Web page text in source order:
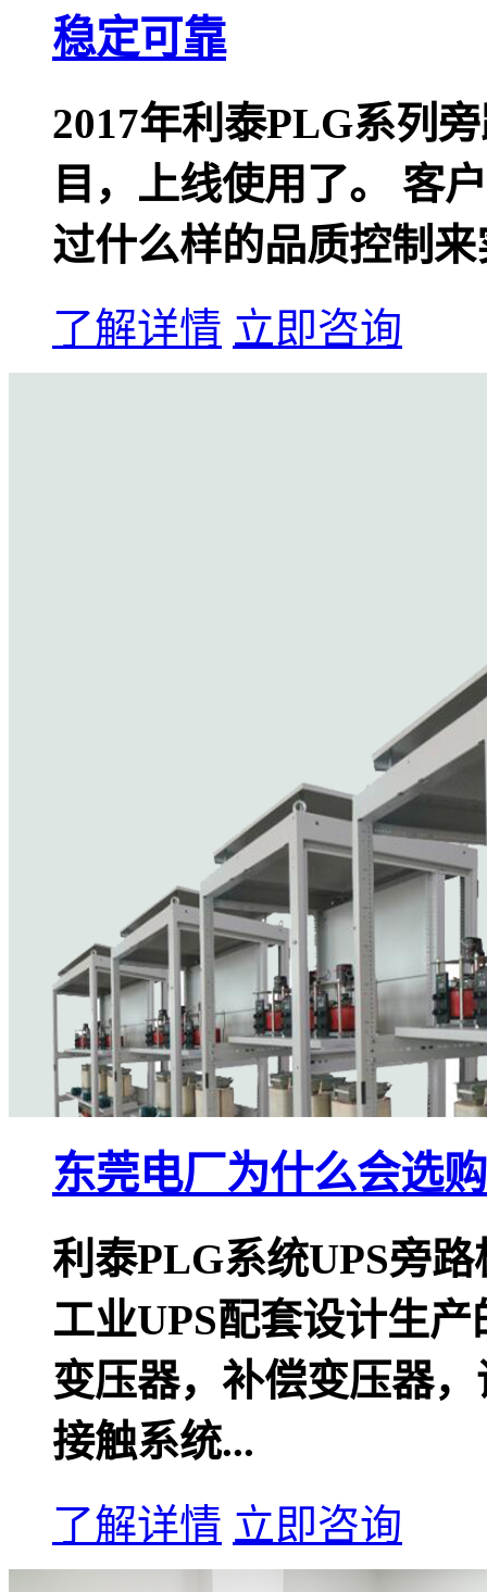
稳定可靠
2017年利泰PLG系列
目，上线使用了。 客
过什么样的品质控制
了解详情 立即咨询
东莞电厂为什么会选
利泰PLG系统UPS旁
工业UPS配套设计生
变压器，补偿变压器
接触系统...
了解详情 立即咨询